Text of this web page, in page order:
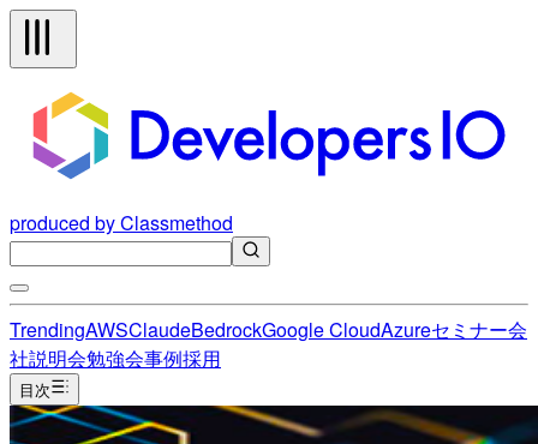
produced by Classmethod
TrendingAWSClaudeBedrockGoogle CloudAzureセミナー会
社説明会勉強会事例採用
目次